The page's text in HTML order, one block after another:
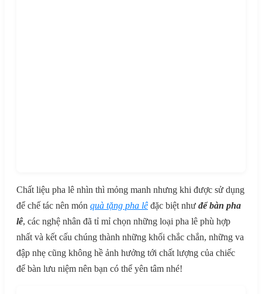
Chất liệu pha lê nhìn thì mỏng manh nhưng khi được sử dụng
để chế tác nên món quà tặng pha lê đặc biệt như để bàn pha
lê, các nghệ nhân đã tỉ mỉ chọn những loại pha lê phù hợp
nhất và kết cấu chúng thành những khối chắc chắn, những va
đập nhẹ cũng không hề ảnh hưởng tới chất lượng của chiếc
để bàn lưu niệm nên bạn có thể yên tâm nhé!